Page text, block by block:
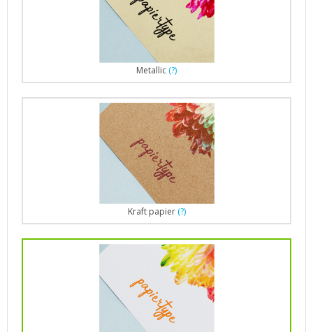
Metallic (?)
Kraft papier (?)